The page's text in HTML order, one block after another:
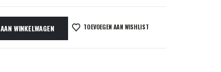
WINKELWAGEN TOEVOEGEN AAN WISHLIST